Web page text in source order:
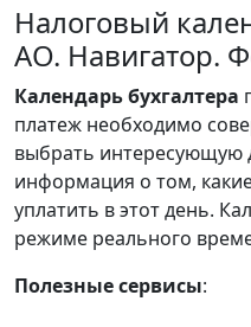
Налоговый
АО. Навигатор.
Календарьбухгалтера
платеж необходимо
выбрать интересующую
информация о том,
уплатить в этот день.
режиме реального
Полезные сервисы: